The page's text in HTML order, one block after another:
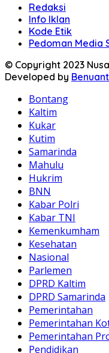
Redaksi
Info Iklan
Kode Etik
Pedoman Media
© Copyright 2023
Developed by
Bontang
Kaltim
Kukar
Kutim
Samarinda
Mahulu
Hukrim
BNN
Kabar Polri
Kabar TNI
Kemenkumham
Kesehatan
Nasional
Parlemen
DPRD Kaltim
DPRD Samarinda
Pemerintahan
Pemerintahan
Pemerintahan
Pendidikan